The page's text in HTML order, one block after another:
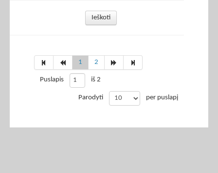
Ieškoti
1 2
Puslapis iš 2
Parodyti per puslapį